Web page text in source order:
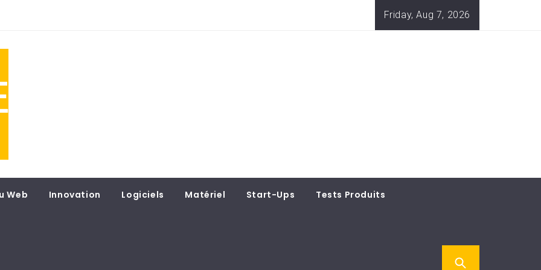
Friday, Aug 7, 2026
Web Innovation Logiciels Matériel Start-Ups Tests Produits